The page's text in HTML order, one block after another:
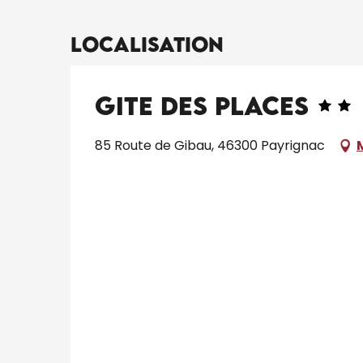
Localisation
Gite des Places
85 Route de Gibau, 46300 Payrignac